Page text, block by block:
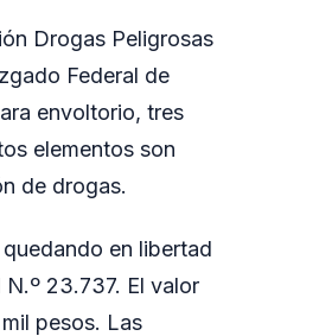
Drogas Peligrosas
Federal de
envoltorio, tres
elementos son
de drogas.
en libertad
23.737. El valor
pesos. Las